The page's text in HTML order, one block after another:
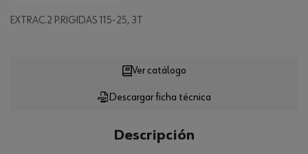
EXTRAC.2 P.RIGIDAS 115-25, 3T
Descargar ficha técnica
Ver catálogo
Descripción